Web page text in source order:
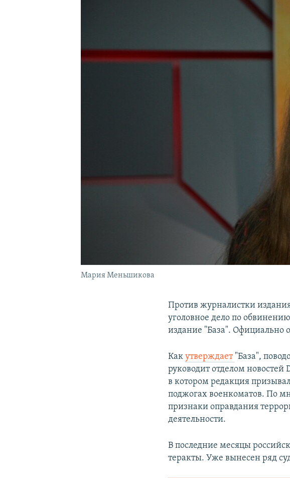
Мария Меньшикова
Против журналистки
уголовное дело по
издание "База". Официально
Какутверждает "База",
руководит отделом новостей
в котором редакция
поджогах военкоматов. По
признаки оправдания
деятельности.
В последние месяцы
теракты. Уже вынесен ряд